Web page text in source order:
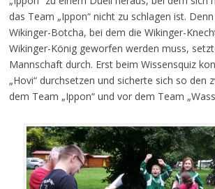
das Team „Ippon“ nicht zu schlagen ist.
Wikinger-Botcha, bei dem die Wikinger-
Wikinger-König geworfen werden muss,
Mannschaft durch. Erst beim Wissensquiz
„Hovi“ durchsetzen und sicherte sich so den
dem Team „Ippon“ und vor dem Team